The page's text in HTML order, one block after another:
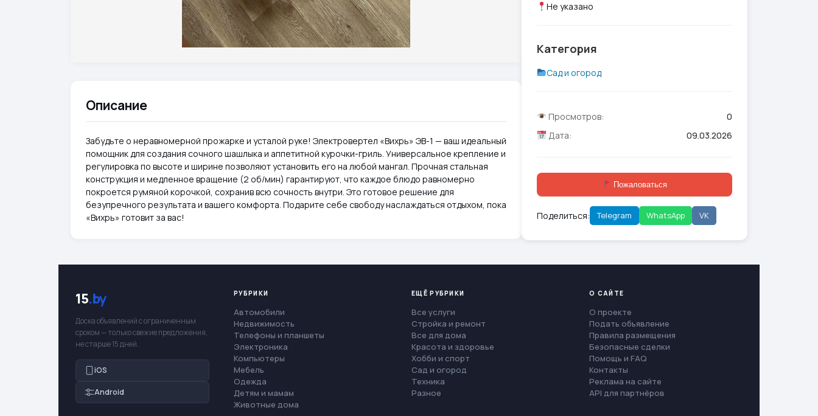
Описание
Забудьте о неравномерной прожарке и усталой руке! Электровертел «Вихрь» ЭВ-1 — ваш идеальный
помощник для создания сочного шашлыка и аппетитной курочки-гриль. Универсальное крепление и
регулировка по высоте и ширине позволяют установить его на любой мангал. Прочная стальная
конструкция и медленное вращение (2 об/мин) гарантируют, что каждое блюдо равномерно
покроется румяной корочкой, сохранив всю сочность внутри. Это готовое решение для
безупречного результата и вашего комфорта. Подарите себе свободу наслаждаться отдыхом, пока
«Вихрь» готовит за вас!
Не указано
Категория
Сад и огород
Просмотров:
0
Дата:
09.03.2026
Пожаловаться
Поделиться: Telegram WhatsApp VK
15.by
Доска объявлений с ограниченным
сроком — только свежие предложения,
не старше 15 дней.
iOS
Android
РУБРИКИ
Автомобили
Недвижимость
Телефоны и планшеты
Электроника
Компьютеры
Мебель
Одежда
Детям и мамам
Животные дома
ЕЩЁ РУБРИКИ
Все услуги
Стройка и ремонт
Все для дома
Красота и здоровье
Хобби и спорт
Сад и огород
Техника
Разное
О САЙТЕ
О проекте
Подать объявление
Правила размещения
Безопасные сделки
Помощь и FAQ
Контакты
Реклама на сайте
API для партнёров